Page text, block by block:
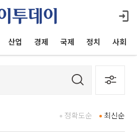
산업 경제 국제 정치 사회
최신순
정확도순